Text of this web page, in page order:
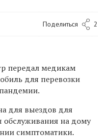
Поделиться 2
передал медикам
для перевозки
для выездов для
обслуживания на дому
симптоматики.